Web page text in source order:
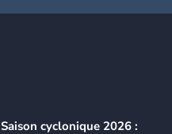
Saison cyclonique 2026 :